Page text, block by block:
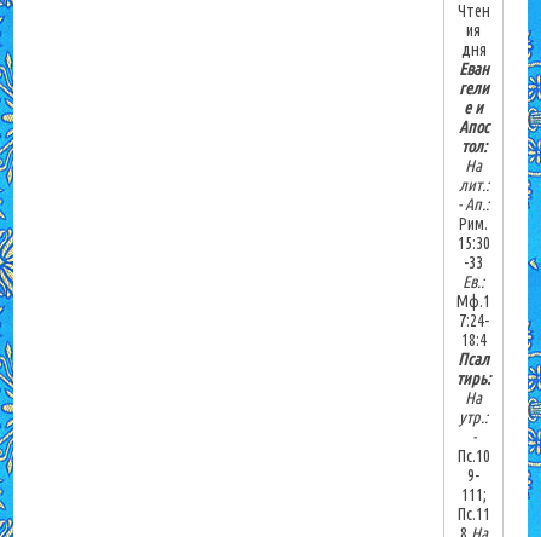
Чтен
ия
дня
Еван
гели
е и
Апос
тол:
На
лит.:
-Ап.:
Рим.
15:30
-33
Ев.:
Мф.1
7:24-
18:4
Псал
тирь:
На
утр.:
-
Пс.10
9-
111;
Пс.11